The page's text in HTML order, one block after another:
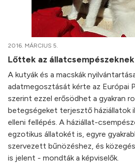
2016. MÁRCIUS 5.
Lőttek az állatcsempészeknek
A kutyák és a macskák
adatmegosztását kérte az Európai
szerint ezzel erősödhet a gyakran
betegségeket terjesztő háziállatok
elleni fellépés. A háziállat-
egzotikus állatokét is, egyre
szervezett bűnözéshez, és
is jelent - mondták a képviselők.